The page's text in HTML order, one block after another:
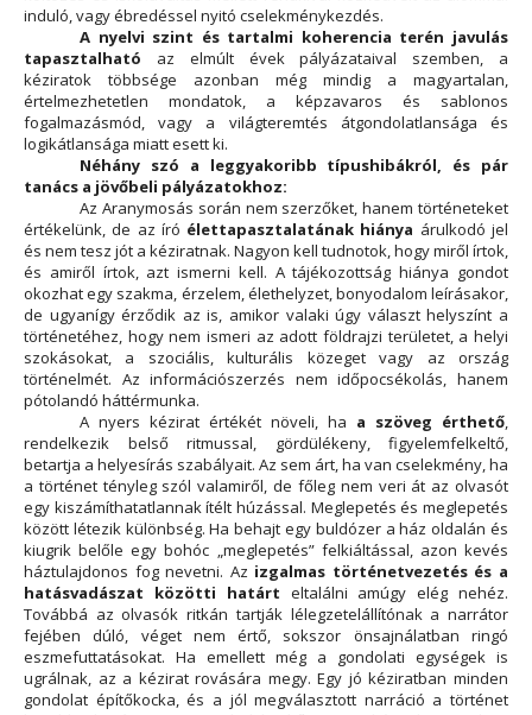
induló, vagy ébredéssel nyitó cselekménykezdés.
A nyelvi szint és tartalmi koherencia terén javulás
tapasztalható az elmúlt évek pályázataival szemben, a
kéziratok többsége azonban még mindig a magyartalan,
értelmezhetetlen mondatok, a képzavaros és sablonos
fogalmazásmód, vagy a világteremtés átgondolatlansága és
logikátlansága miatt esett ki.
Néhány szó a leggyakoribb típushibákról, és pár
tanács a jövőbeli pályázatokhoz:
Az Aranymosás során nem szerzőket, hanem történeteket
értékelünk, de az író élettapasztalatának hiánya árulkodó jel
és nem tesz jót a kéziratnak. Nagyon kell tudnotok, hogy miről írtok,
és amiről írtok, azt ismerni kell. A tájékozottság hiánya gondot
okozhat egy szakma, érzelem, élethelyzet, bonyodalom leírásakor,
de ugyanígy érződik az is, amikor valaki úgy választ helyszínt a
történetéhez, hogy nem ismeri az adott földrajzi területet, a helyi
szokásokat, a szociális, kulturális közeget vagy az ország
történelmét. Az információszerzés nem időpocsékolás, hanem
pótolandó háttérmunka.
A nyers kézirat értékét növeli, ha a szöveg érthető,
rendelkezik belső ritmussal, gördülékeny, figyelemfelkeltő,
betartja a helyesírás szabályait. Az sem árt, ha van cselekmény, ha
a történet tényleg szól valamiről, de főleg nem veri át az olvasót
egy kiszámíthatatlannak ítélt húzással. Meglepetés és meglepetés
között létezik különbség. Ha behajt egy buldózer a ház oldalán és
kiugrik belőle egy bohóc „meglepetés” felkiáltással, azon kevés
háztulajdonos fog nevetni. Az izgalmas történetvezetés és a
hatásvadászat közötti határt eltalálni amúgy elég nehéz.
Továbbá az olvasók ritkán tartják lélegzetelállítónak a narrátor
fejében dúló, véget nem értő, sokszor önsajnálatban ringó
eszmefuttatásokat. Ha emellett még a gondolati egységek is
ugrálnak, az a kézirat rovására megy. Egy jó kéziratban minden
gondolat építőkocka, és a jól megválasztott narráció a történet